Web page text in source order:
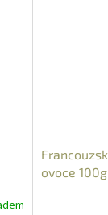
ovoce